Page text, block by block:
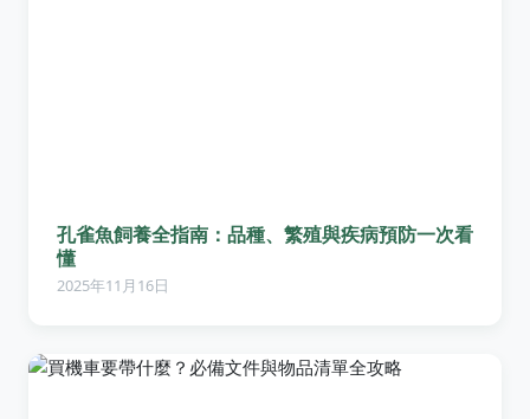
孔雀魚飼養全指南：品種、繁殖與疾病預防一次看
懂
2025年11月16日